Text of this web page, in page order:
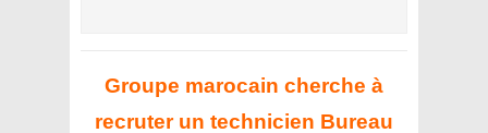
Groupe marocain cherche à
recruter un technicien Bureau